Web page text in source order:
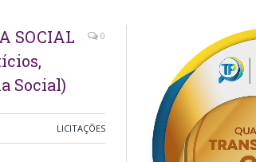
SOCIAL
Social)
0
LICITAÇÕES